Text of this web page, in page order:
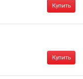
Купить
Купить